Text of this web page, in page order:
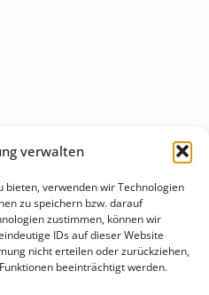
verwalten
bieten, verwenden wir Technologien
zu speichern bzw. darauf
zustimmen, können wir
IDs auf dieser Website
nicht erteilen oder zurückziehen,
beeinträchtigt werden.
SIE UNS IM